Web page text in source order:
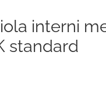
interni
standard